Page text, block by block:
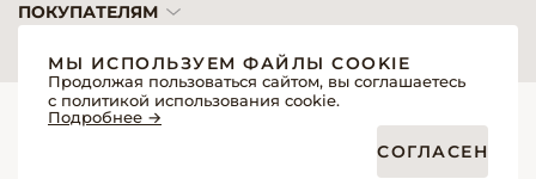
ПОКУПАТЕЛЯМ
© 2026 «Модерн»— Косметика и оборудование для профессионалов
Создание сайтов
МЫ ИСПОЛЬЗУЕМ ФАЙЛЫ COOKIE
Продолжая пользоваться сайтом, вы соглашаетесь
с политикой использования cookie.
Подробнее →
СОГЛАСЕН